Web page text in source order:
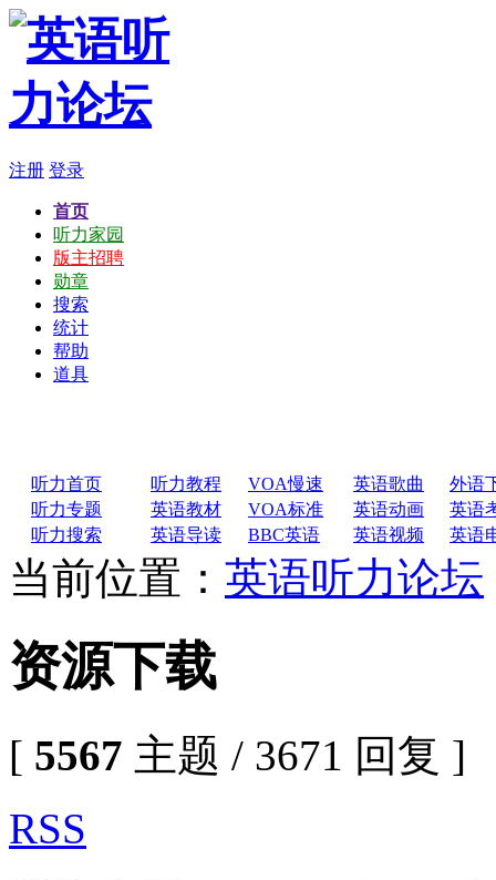
注册 登录
首页
听力家园
版主招聘
勋章
搜索
统计
帮助
道具
听力首页 听力教程 VOA慢速 英语歌曲
外语
听力专题
英语教材 VOA标准 英语动画
英语
听力搜索
英语导读 BBC英语 英语视频 英语
当前位置： 英语听力论坛
资源下载
[ 5567 主题 / 3671 回复 ]
RSS